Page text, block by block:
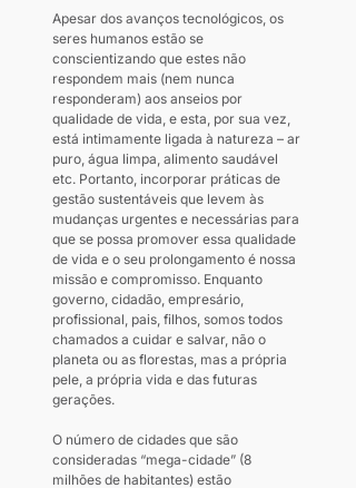
Apesar dos avanços tecnológicos, os
seres humanos estão se
conscientizando que estes não
respondem mais (nem nunca
responderam) aos anseios por
qualidade de vida, e esta, por sua vez,
está intimamente ligada à natureza – ar
puro, água limpa, alimento saudável
etc. Portanto, incorporar práticas de
gestão sustentáveis que levem às
mudanças urgentes e necessárias para
que se possa promover essa qualidade
de vida e o seu prolongamento é nossa
missão e compromisso. Enquanto
governo, cidadão, empresário,
profissional, pais, filhos, somos todos
chamados a cuidar e salvar, não o
planeta ou as florestas, mas a própria
pele, a própria vida e das futuras
gerações.
O número de cidades que são
consideradas “mega-cidade” (8
milhões de habitantes) estão